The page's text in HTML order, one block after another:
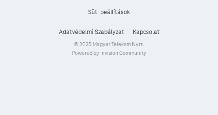
Süti beállítások
Adatvédelmi Szabályzat Kapcsolat
© 2025 Magyar Telekom Nyrt.
Powered by Invision Community